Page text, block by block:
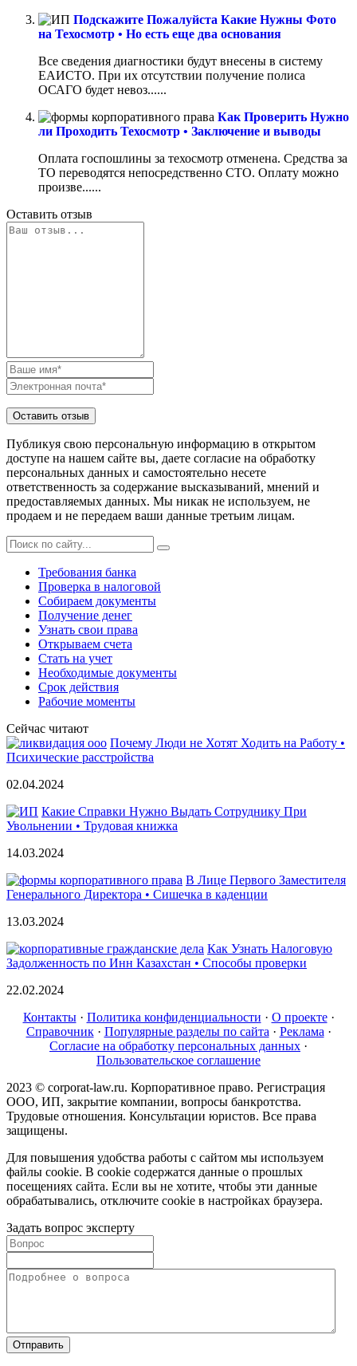
Подскажите Пожалуйста Какие Нужны Фото
на Техосмотр • Но есть еще два основания
Все сведения диагностики будут внесены в систему
ЕАИСТО. При их отсутствии получение полиса
ОСАГО будет невоз......
Как Проверить Нужно
ли Проходить Техосмотр • Заключение и выводы
Оплата госпошлины за техосмотр отменена. Средства за
ТО переводятся непосредственно СТО. Оплату можно
произве......
Оставить отзыв
Публикуя свою персональную информацию в открытом
доступе на нашем сайте вы, даете согласие на обработку
персональных данных и самостоятельно несете
ответственность за содержание высказываний, мнений и
предоставляемых данных. Мы никак не используем, не
продаем и не передаем ваши данные третьим лицам.
Требования банка
Проверка в налоговой
Собираем документы
Получение денег
Узнать свои права
Открываем счета
Стать на учет
Необходимые документы
Срок действия
Рабочие моменты
Сейчас читают
Почему Люди не Хотят Ходить на Работу •
Психические расстройства
02.04.2024
Какие Справки Нужно Выдать Сотруднику При
Увольнении • Трудовая книжка
14.03.2024
В Лице Первого Заместителя
Генерального Директора • Сишечка в каденции
13.03.2024
Как Узнать Налоговую
Задолженность по Инн Казахстан • Способы проверки
22.02.2024
Контакты· Политика конфиденциальности · О проекте·
Справочник· Популярные разделы по сайта · Реклама ·
Согласие на обработку персональных данных ·
Пользовательское соглашение
2023 © corporat-law.ru. Корпоративное право. Регистрация
ООО, ИП, закрытие компании, вопросы банкротства.
Трудовые отношения. Консультации юристов. Все права
защищены.
Для повышения удобства работы с сайтом мы используем
файлы cookie. В cookie содержатся данные о прошлых
посещениях сайта. Если вы не хотите, чтобы эти данные
обрабатывались, отключите cookie в настройках браузера.
Задать вопрос эксперту